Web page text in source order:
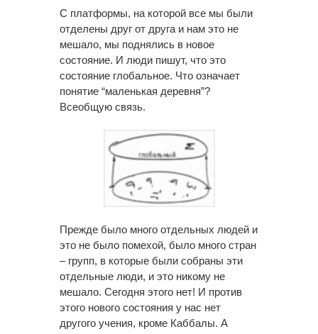
С платформы, на которой все мы были
отделены друг от друга и нам это не
мешало, мы поднялись в новое
состояние. И люди пишут, что это
состояние глобальное. Что означает
понятие “маленькая деревня”?
Всеобщую связь.
Прежде было много отдельных людей и
это не было помехой, было много стран
– групп, в которые были собраны эти
отдельные люди, и это никому не
мешало. Сегодня этого нет! И против
этого нового состояния у нас нет
другого учения, кроме Каббалы. А